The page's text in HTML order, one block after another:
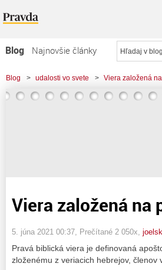
Blog
Najnovšie články
Najčítanejšie články
Najkomentovanejšie články
Blog > udalosti vo svete > Viera založená
Viera založená na
5. júna 2021 00:37 , Prečítané 2 050x,
Pravá biblická viera je definovaná
zloženému z veriacich hebrejov,